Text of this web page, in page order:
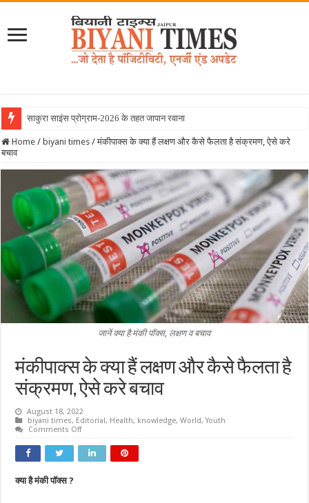
साकुरा साइंस प्रोग्राम-2026 के तहत जापान रवाना हुई बियानी ग्रुप ऑ
Home / biyani times / मंकीपाक्स के क्या हैं लक्षण और कैसे फैलता है संक्रमण, ऐसे करे
बचाव
जानें क्या है मंकी पॉक्स, लक्षण व बचाव
मंकीपाक्स के क्या हैं लक्षण और कैसे फैलता है
संक्रमण, ऐसे करे बचाव
August 18, 2022
biyani times, Editorial, Health, knowledge,World,Youth
Comments Offon
के
क्या
हैं
क्या है मंकी पॉक्स ?